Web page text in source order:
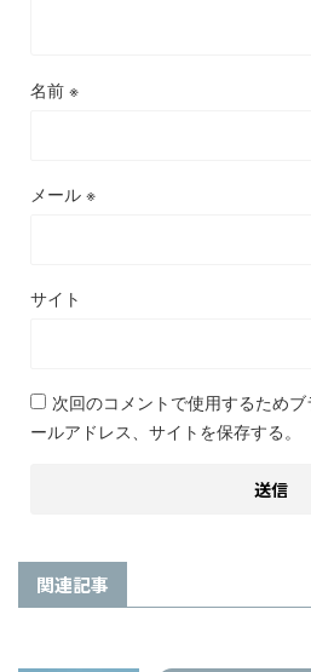
名前 ※
メール ※
サイト
次回のコメントで使用するため
ールアドレス、サイトを保存する。
関連記事